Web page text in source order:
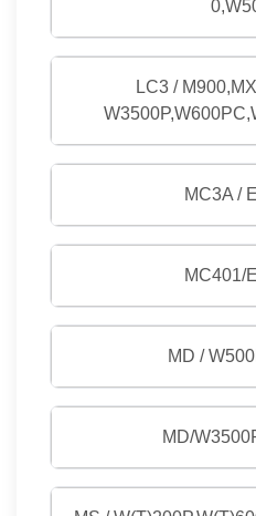
LC3 /
MC3A /
MC401/
MD /
MD/